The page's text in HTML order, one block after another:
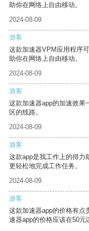
助你在网络上自由移动。
2024-08-09
游客
这款加速器VPM应用程序
助你在网络上自由移动。
2024-08-09
游客
这款加速器app的加速效果
区的线路。
2024-08-09
游客
这款app是我工作上的得力
更轻松地完成工作任务。
2024-08-09
游客
这款加速器app的价格有点
速器app的价格应该在50元